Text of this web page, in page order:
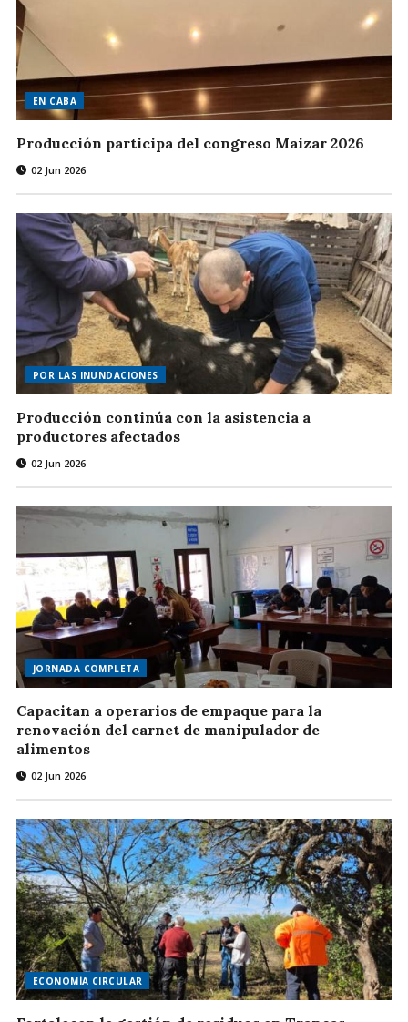
EN CABA
Producción participa del congreso Maizar 2026
02 Jun 2026
POR LAS INUNDACIONES
Producción continúa con la asistencia a
productores afectados
02 Jun 2026
JORNADA COMPLETA
Capacitan a operarios de empaque para la
renovación del carnet de manipulador de
alimentos
02 Jun 2026
ECONOMÍA CIRCULAR